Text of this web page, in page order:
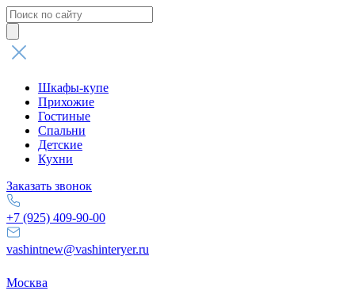
Поиск
товаров
Шкафы-купе
Прихожие
Гостиные
Спальни
Детские
Кухни
Заказать звонок
+7 (925) 409-90-00
vashintnew@vashinteryer.ru
Москва